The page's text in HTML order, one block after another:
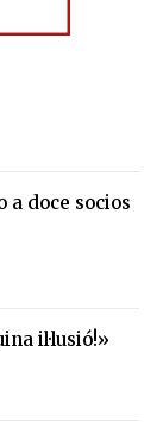
a doce socios
il·lusió!»